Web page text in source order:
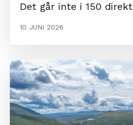
Det går inte i 150 direkt
10 JUNI 2026